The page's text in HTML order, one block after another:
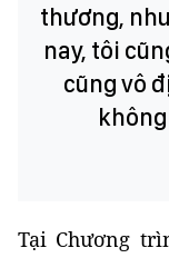
thương,
nay, tôi
cũng vô
Tại Chương